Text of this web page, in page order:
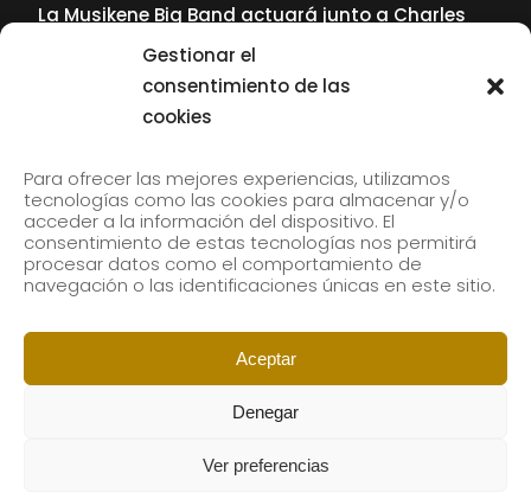
Gestionar el
consentimiento de las
cookies
Para ofrecer las mejores experiencias, utilizamos
tecnologías como las cookies para almacenar y/o
acceder a la información del dispositivo. El
consentimiento de estas tecnologías nos permitirá
procesar datos como el comportamiento de
navegación o las identificaciones únicas en este sitio.
Aceptar
Denegar
Ver preferencias
La Musikene Big Band actuará junto a Charles
Tolliver en el 61 Jazzaldia
Subscribe to our newsletter to receive our news by
email.